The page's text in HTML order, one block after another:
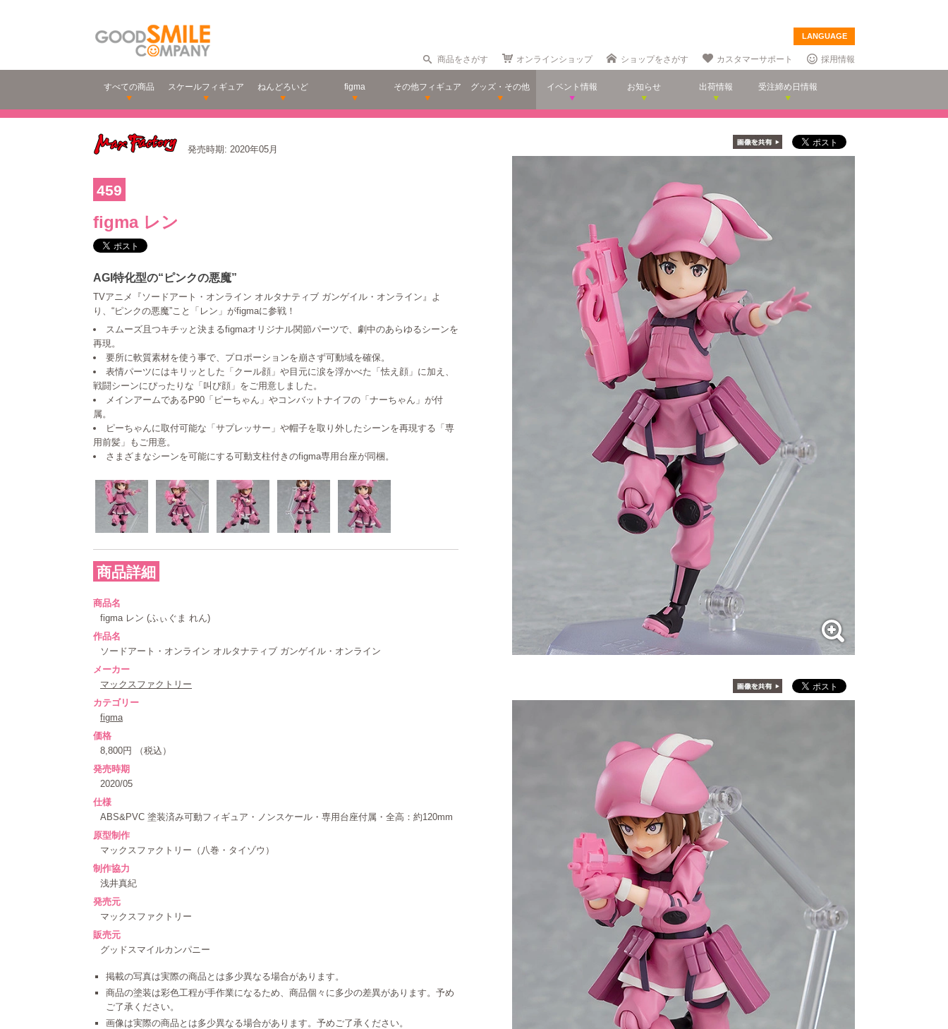
LANGUAGE
商品をさがす オンラインショップ ショップをさがす カスタマーサポート 採用情報
すべての商品 スケールフィギュア ねんどろいど figma その他フィギュア グッズ・その他 イベント情報 お知らせ 出荷情報 受注締め日情報
発売時期: 2020年05月
459
figma レン
AGI特化型の“ピンクの悪魔”
TVアニメ『ソードアート・オンライン オルタナティブ ガンゲイル・オンライン』よ
り、“ピンクの悪魔”こと「レン」がfigmaに参戦！
スムーズ且つキチッと決まるfigmaオリジナル関節パーツで、劇中のあらゆるシーンを
再現。
要所に軟質素材を使う事で、プロポーションを崩さず可動域を確保。
表情パーツにはキリッとした「クール顔」や目元に涙を浮かべた「怯え顔」に加え、
戦闘シーンにぴったりな「叫び顔」をご用意しました。
メインアームであるP90「ピーちゃん」やコンバットナイフの「ナーちゃん」が付
属。
ピーちゃんに取付可能な「サプレッサー」や帽子を取り外したシーンを再現する「専
用前髪」もご用意。
さまざまなシーンを可能にする可動支柱付きのfigma専用台座が同梱。
商品詳細
商品名
figma レン (ふぃぐま れん)
作品名
ソードアート・オンライン オルタナティブ ガンゲイル・オンライン
メーカー
マックスファクトリー
カテゴリー
figma
価格
8,800円 （税込）
発売時期
2020/05
仕様
ABS&PVC 塗装済み可動フィギュア・ノンスケール・専用台座付属・全高：約120mm
原型制作
マックスファクトリー（八巻・タイゾウ）
制作協力
浅井真紀
発売元
マックスファクトリー
販売元
グッドスマイルカンパニー
掲載の写真は実際の商品とは多少異なる場合があります。
商品の塗装は彩色工程が手作業になるため、商品個々に多少の差異があります。予め
ご了承ください。
画像は実際の商品とは多少異なる場合があります。予めご了承ください。